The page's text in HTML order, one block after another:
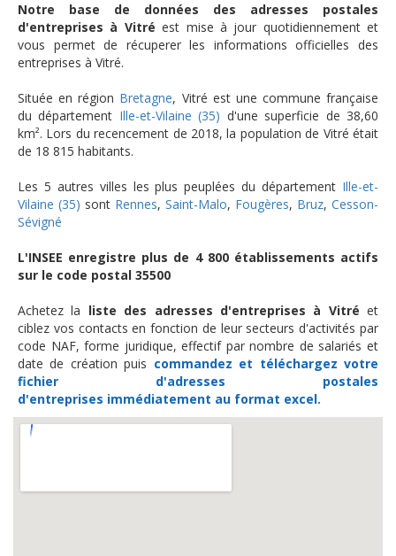
Notre base de données des adresses postales
d'entreprises à Vitré est mise à jour quotidiennement et
vous permet de récuperer les informations officielles des
entreprises à Vitré.
Située en région Bretagne, Vitré est une commune française
du département Ille-et-Vilaine (35) d'une superficie de 38,60
km². Lors du recencement de 2018, la population de Vitré était
de 18 815 habitants.
Les 5 autres villes les plus peuplées du département Ille-et-
Vilaine (35) sont Rennes, Saint-Malo, Fougères, Bruz, Cesson-
Sévigné
L'INSEE enregistre plus de 4 800 établissements actifs
sur le code postal 35500
Achetez la liste des adresses d'entreprises à Vitré et
ciblez vos contacts en fonction de leur secteurs d'activités par
code NAF, forme juridique, effectif par nombre de salariés et
date de création puis commandez et téléchargezvotre
fichier d'adresses postales
d'entreprises immédiatement au format excel.